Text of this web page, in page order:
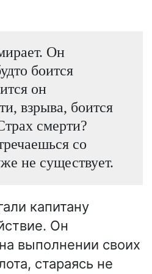
Он
боится
он
взрыва, боится
смерти?
со
не существует.
капитану
Он
выполнении своих
стараясь не